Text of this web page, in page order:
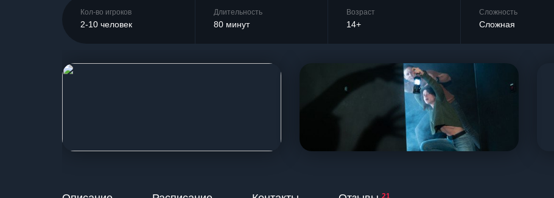
Кол-во игроков
2-10 человек
Длительность
80 минут
Возраст
14+
Сложность
Сложная
21